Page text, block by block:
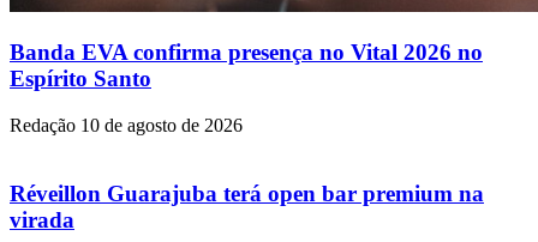
Banda EVA confirma presença no Vital 2026 no
Espírito Santo
Redação 10 de agosto de 2026
Réveillon Guarajuba terá open bar premium na
virada